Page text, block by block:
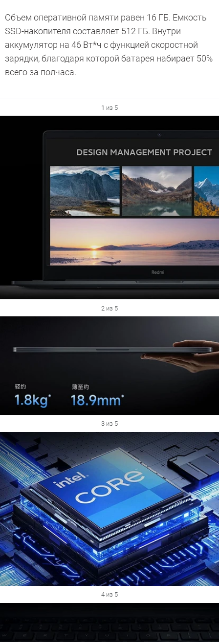
Объем оперативной памяти равен 16 ГБ. Емкость
SSD-накопителя составляет 512 ГБ. Внутри
аккумулятор на 46 Вт*ч с функцией скоростной
зарядки, благодаря которой батарея набирает 50%
всего за полчаса.
1 из 5
2 из 5
3 из 5
4 из 5